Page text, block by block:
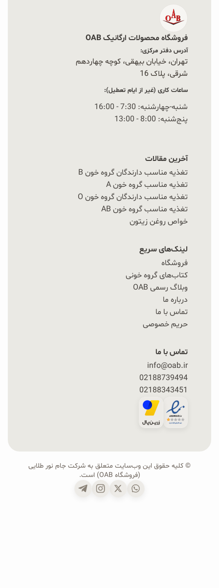
فروشگاه محصولات ارگانیک OAB
آدرس دفتر مرکزی:
تهران، خیابان بیهقی، کوچه چهاردهم
شرقی، پلاک 16‭
ساعات کاری (غیر از ایام تعطیل):
شنبه-چهارشنبه: 7:30 - 16:00
پنج‌شنبه: 8:00 - 13:00
آخرین مقالات
تغذیه مناسب دارندگان گروه خون B
تغذیه مناسب گروه خون A
تغذیه مناسب دارندگان گروه خون O
تغذیه مناسب گروه خون AB
خواص روغن زیتون
لینک‌های سریع
فروشگاه
کتاب‌های گروه خونی
وبلاگ رسمی OAB
درباره ما
تماس با ما
حریم خصوصی
تماس با ما
info@oab.ir
02188739494
02188343451
© کلیه حقوق این وب‌سایت متعلق به شرکت جام نور طلایی
(فروشگاه OAB) است.